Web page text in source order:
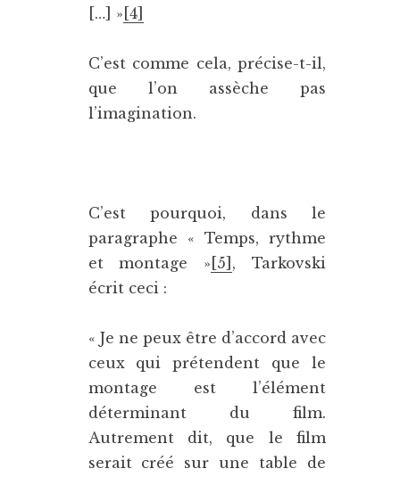
[…] » [4]
C’est comme cela, précise-t-il,
que l’on assèche pas
l’imagination.
C’est pourquoi, dans le
paragraphe « Temps, rythme
et montage » [5] , Tarkovski
écrit ceci :
« Je ne peux être d’accord avec
ceux qui prétendent que le
montage est l’élément
déterminant du film.
Autrement dit, que le film
serait créé sur une table de